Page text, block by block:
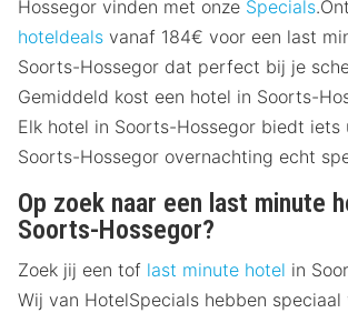
Hossegor vinden met onze Specials
hoteldeals vanaf 184€ voor een last
Soorts-Hossegor dat perfect bij je
Gemiddeld kost een hotel in Soorts-
Elk hotel in Soorts-Hossegor biedt iets
Soorts-Hossegor overnachting echt
Op zoek naar een last minute
Soorts-Hossegor?
Zoek jij een tof last minute hotel in
Wij van HotelSpecials hebben speciaal